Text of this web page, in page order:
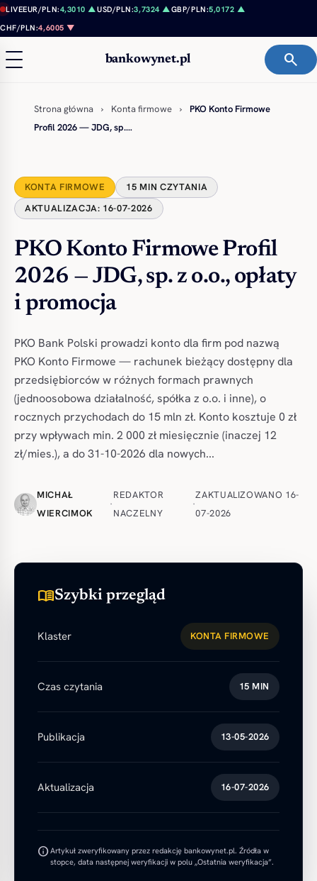
Przejdź do treści
LIVEEUR/PLN:4,3010 ▲USD/PLN:3,7324 ▲GBP/PLN:5,0172 ▲
CHF/PLN:4,6005 ▼
bankowynet.pl search
Strona główna › Konta firmowe ›
PKO Konto Firmowe
Profil 2026 — JDG, sp.…
KONTA FIRMOWE
15 MIN CZYTANIA
AKTUALIZACJA: 16-07-2026
PKO Konto Firmowe Profil
2026 — JDG, sp. z o.o., opłaty
i promocja
PKO Bank Polski prowadzi konto dla firm pod nazwą
PKO Konto Firmowe — rachunek bieżący dostępny dla
przedsiębiorców w różnych formach prawnych
(jednoosobowa działalność, spółka z o.o. i inne), o
rocznych przychodach do 15 mln zł. Konto kosztuje 0 zł
przy wpływach min. 2 000 zł miesięcznie (inaczej 12
zł/mies.), a do 31-10-2026 dla nowych...
MICHAŁ
WIERCIMOK
·
REDAKTOR
NACZELNY
·
ZAKTUALIZOWANO 16-
07-2026
menu_bookSzybki przegląd
Klaster KONTA FIRMOWE
Czas czytania 15 MIN
Publikacja 13-05-2026
Aktualizacja 16-07-2026
infoArtykuł zweryfikowany przez redakcję bankowynet.pl. Źródła w
stopce, data następnej weryfikacji w polu „Ostatnia weryfikacja”.